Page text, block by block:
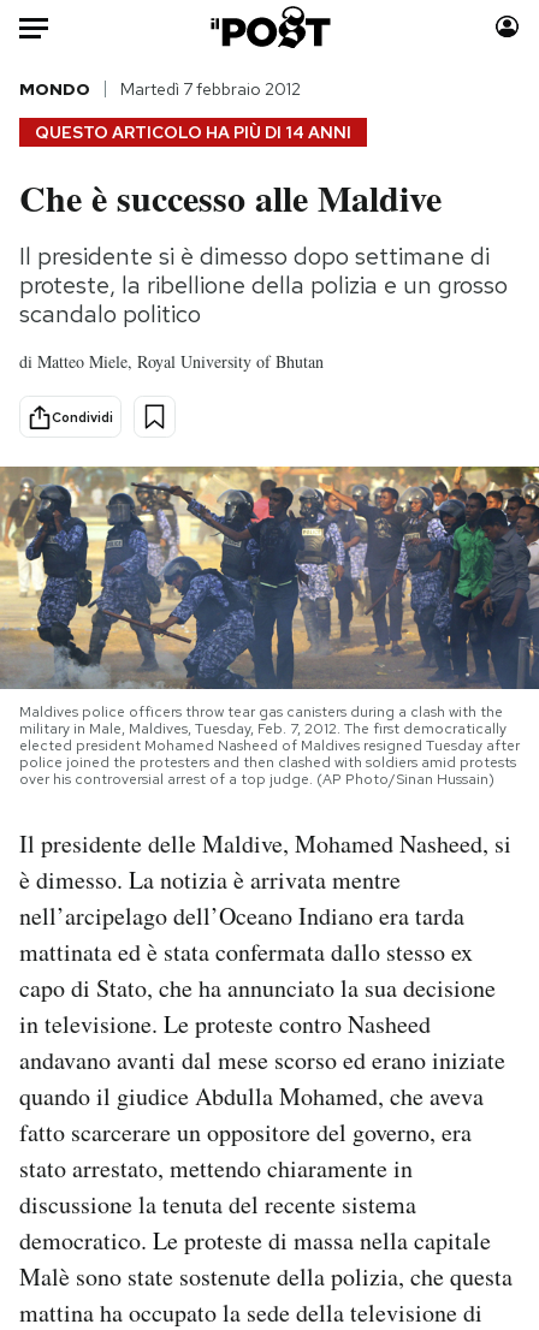
Auto
HOME
Italia
Politica
Tecnologia
Scienza
Cultura
Economia
Sport
Moda
Consumismi
Storie/Idee
Media
Mondiali calcio 2026
PODCAST
NEWSLETTER
I MIEI PREFERITI
CALENDARIO
AREA PERSONALE
Area Personale
Newsletter
Notifiche mobile
Regala il Post
Hai bisogno di aiuto?
QUESTO ARTICOLO HA PIÙ DI 14 ANNI
MONDO Martedì 7 febbraio 2012
Che è successo alle Maldive
Il presidente si è dimesso dopo settimane di
proteste, la ribellione della polizia e un grosso
scandalo politico
di Matteo Miele, Royal University of Bhutan
Condividi
Maldives police officers throw tear gas canisters during a clash with the
military in Male, Maldives, Tuesday, Feb. 7, 2012. The first democratically
elected president Mohamed Nasheed of Maldives resigned Tuesday after
police joined the protesters and then clashed with soldiers amid protests
over his controversial arrest of a top judge. (AP Photo/Sinan Hussain)
Il presidente delle Maldive, Mohamed Nasheed, si
è dimesso. La notizia è arrivata mentre
nell’arcipelago dell’Oceano Indiano era tarda
mattinata ed è stata confermata dallo stesso ex
capo di Stato, che ha annunciato la sua decisione
in televisione. Le proteste contro Nasheed
andavano avanti dal mese scorso ed erano iniziate
quando il giudice Abdulla Mohamed, che aveva
fatto scarcerare un oppositore del governo, era
stato arrestato, mettendo chiaramente in
discussione la tenuta del recente sistema
democratico. Le proteste di massa nella capitale
Malè sono state sostenute della polizia, che questa
mattina ha occupato la sede della televisione di